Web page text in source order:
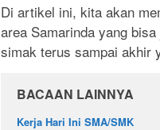
Di artikel ini, kita akan
area Samarinda yang
simak terus sampai akhir
BACAAN LAINNYA
Kerja Hari Ini SMA/SMK